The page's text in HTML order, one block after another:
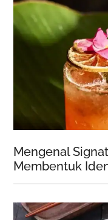
Mengenal
Membentuk